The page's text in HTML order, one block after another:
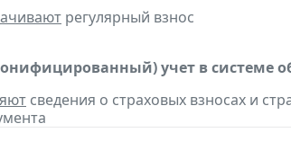
регулярный взнос
учет в системе
сведения о страховых взносах и